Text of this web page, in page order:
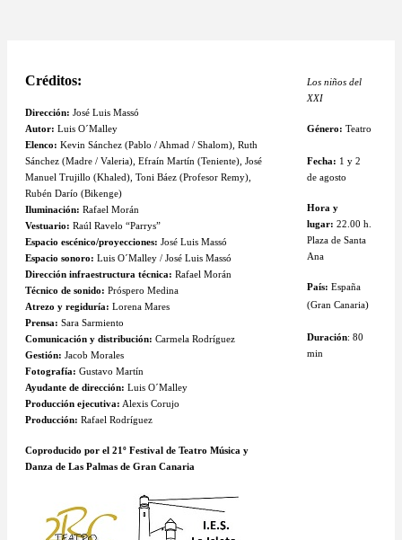
Créditos:
Dirección: José Luis Massó
Autor: Luis O´Malley
Elenco: Kevin Sánchez (Pablo / Ahmad / Shalom), Ruth
Sánchez (Madre / Valeria), Efraín Martín (Teniente), José
Manuel Trujillo (Khaled), Toni Báez (Profesor Remy),
Rubén Darío (Bikenge)
Iluminación: Rafael Morán
Vestuario: Raúl Ravelo “Parrys”
Espacio escénico/proyecciones: José Luis Massó
Espacio sonoro: Luis O´Malley / José Luis Massó
Dirección infraestructura técnica: Rafael Morán
Técnico de sonido: Próspero Medina
Atrezo y regiduría: Lorena Mares
Prensa: Sara Sarmiento
Comunicación y distribución: Carmela Rodríguez
Gestión: Jacob Morales
Fotografía: Gustavo Martín
Ayudante de dirección: Luis O´Malley
Producción ejecutiva: Alexis Corujo
Producción: Rafael Rodríguez
Coproducido por el 21º Festival de Teatro Música y
Danza de Las Palmas de Gran Canaria
Los niños del
XXI
Género: Teatro
Fecha: 1 y 2
de agosto
Hora y
lugar: 22.00 h.
Plaza de Santa
Ana
País: España
(Gran Canaria)
Duración: 80
min